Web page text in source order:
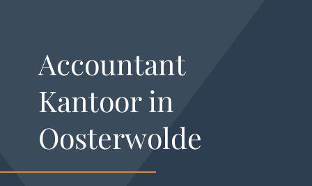
Accountant
Kantoor in
Oosterwolde